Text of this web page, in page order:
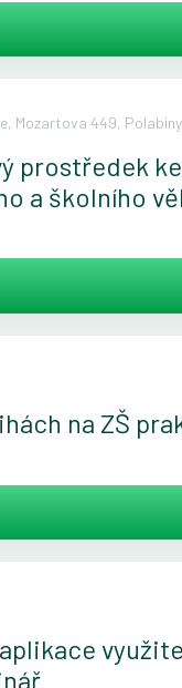
Mozartova 449, Polabiny
prostředek
a školního
na ZŠ